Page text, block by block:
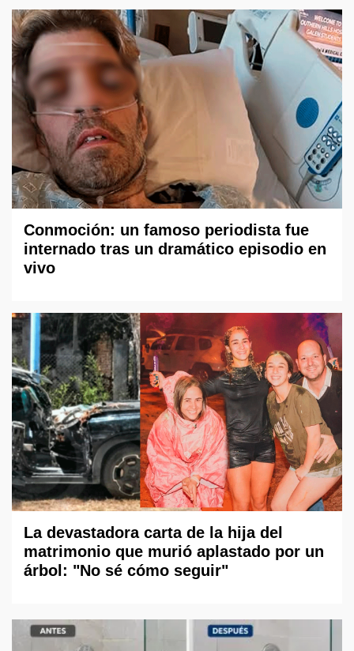
Conmoción: un famoso periodista fue
internado tras un dramático episodio en
vivo
La devastadora carta de la hija del
matrimonio que murió aplastado por un
árbol: "No sé cómo seguir"